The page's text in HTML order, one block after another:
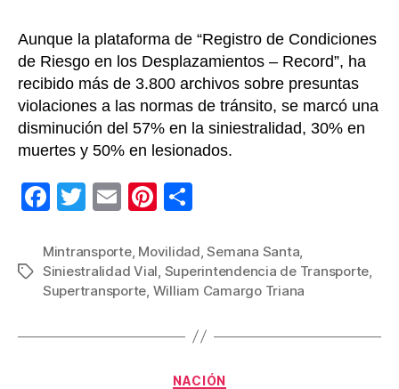
Aunque la plataforma de “Registro de Condiciones
de Riesgo en los Desplazamientos – Record”, ha
recibido más de 3.800 archivos sobre presuntas
violaciones a las normas de tránsito, se marcó una
disminución del 57% en la siniestralidad, 30% en
muertes y 50% en lesionados.
F
c
e
o
T
tt
er
E
ail
Pi
er
e
m
p
tir
Etiquetas
Mintransporte, Movilidad,Semana Santa,
Siniestralidad Vial, Superintendencia de Transporte,
Supertransporte, William Camargo Triana
Categorías
NACIÓN